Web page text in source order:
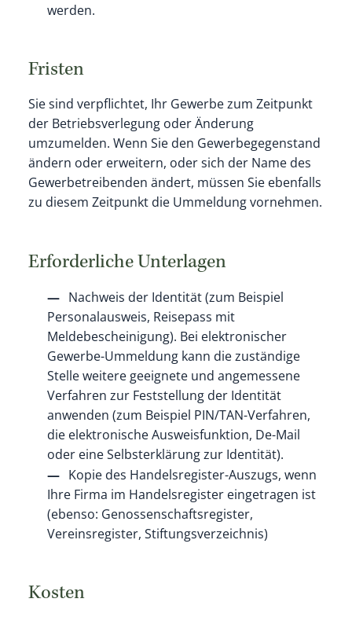
werden.
Fristen
Sie sind verpflichtet, Ihr Gewerbe zum Zeitpunkt
der Betriebsverlegung oder Änderung
umzumelden. Wenn Sie den Gewerbegegenstand
ändern oder erweitern, oder sich der Name des
Gewerbetreibenden ändert, müssen Sie ebenfalls
zu diesem Zeitpunkt die Ummeldung vornehmen.
Erforderliche Unterlagen
Nachweis der Identität (zum Beispiel
Personalausweis, Reisepass mit
Meldebescheinigung). Bei elektronischer
Gewerbe-Ummeldung kann die zuständige
Stelle weitere geeignete und angemessene
Verfahren zur Feststellung der Identität
anwenden (zum Beispiel PIN/TAN-Verfahren,
die elektronische Ausweisfunktion, De-Mail
oder eine Selbsterklärung zur Identität).
Kopie des Handelsregister-Auszugs, wenn
Ihre Firma im Handelsregister eingetragen ist
(ebenso: Genossenschaftsregister,
Vereinsregister, Stiftungsverzeichnis)
Kosten